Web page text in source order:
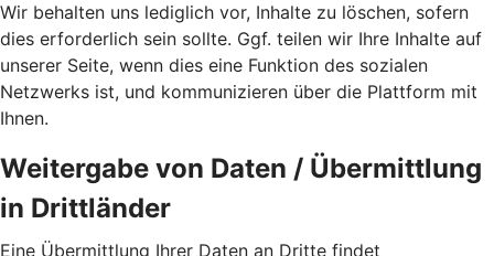
Wir behalten uns lediglich vor, Inhalte zu löschen, sofern
dies erforderlich sein sollte. Ggf. teilen wir Ihre Inhalte auf
unserer Seite, wenn dies eine Funktion des sozialen
Netzwerks ist, und kommunizieren über die Plattform mit
Ihnen.
Weitergabe von Daten / Übermittlung
in Drittländer
Eine Übermittlung Ihrer Daten an Dritte findet